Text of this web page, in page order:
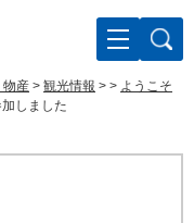
物産 > 観光情報 > > ようこそ
しました